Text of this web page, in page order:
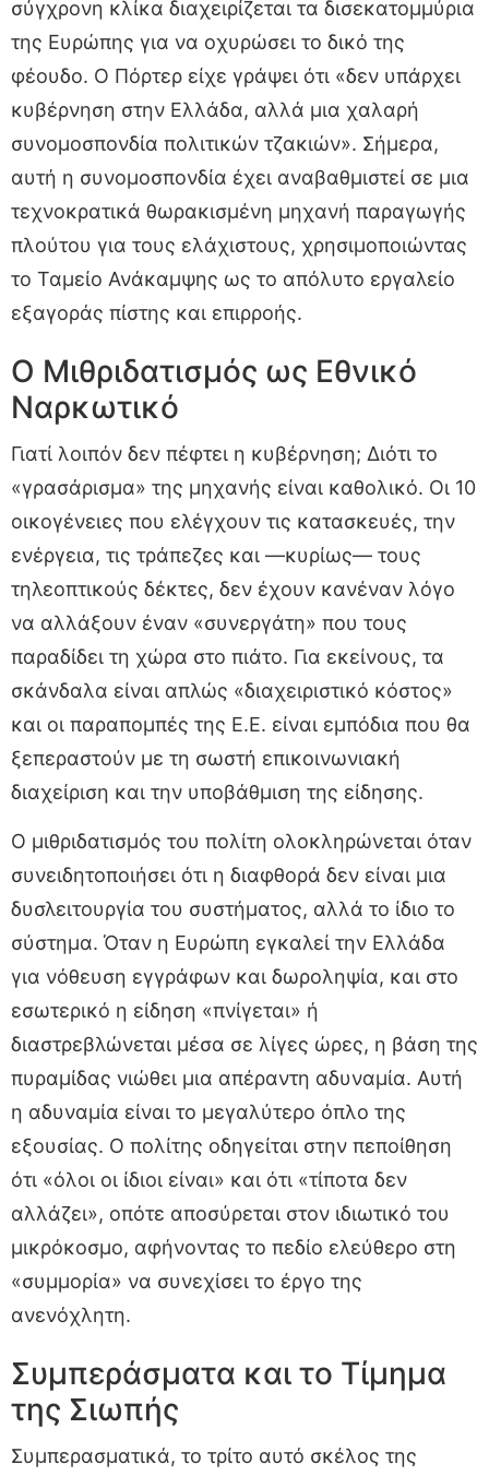
σύγχρονη κλίκα διαχειρίζεται τα δισεκατομμύρια
της Ευρώπης για να οχυρώσει το δικό της
φέουδο. Ο Πόρτερ είχε γράψει ότι «δεν υπάρχει
κυβέρνηση στην Ελλάδα, αλλά μια χαλαρή
συνομοσπονδία πολιτικών τζακιών». Σήμερα,
αυτή η συνομοσπονδία έχει αναβαθμιστεί σε μια
τεχνοκρατικά θωρακισμένη μηχανή παραγωγής
πλούτου για τους ελάχιστους, χρησιμοποιώντας
το Ταμείο Ανάκαμψης ως το απόλυτο εργαλείο
εξαγοράς πίστης και επιρροής.
Ο Μιθριδατισμός ως Εθνικό
Ναρκωτικό
Γιατί λοιπόν δεν πέφτει η κυβέρνηση; Διότι το
«γρασάρισμα» της μηχανής είναι καθολικό. Οι 10
οικογένειες που ελέγχουν τις κατασκευές, την
ενέργεια, τις τράπεζες και —κυρίως— τους
τηλεοπτικούς δέκτες, δεν έχουν κανέναν λόγο
να αλλάξουν έναν «συνεργάτη» που τους
παραδίδει τη χώρα στο πιάτο. Για εκείνους, τα
σκάνδαλα είναι απλώς «διαχειριστικό κόστος»
και οι παραπομπές της Ε.Ε. είναι εμπόδια που θα
ξεπεραστούν με τη σωστή επικοινωνιακή
διαχείριση και την υποβάθμιση της είδησης.
Ο μιθριδατισμός του πολίτη ολοκληρώνεται όταν
συνειδητοποιήσει ότι η διαφθορά δεν είναι μια
δυσλειτουργία του συστήματος, αλλά το ίδιο το
σύστημα. Όταν η Ευρώπη εγκαλεί την Ελλάδα
για νόθευση εγγράφων και δωροληψία, και στο
εσωτερικό η είδηση «πνίγεται» ή
διαστρεβλώνεται μέσα σε λίγες ώρες, η βάση της
πυραμίδας νιώθει μια απέραντη αδυναμία. Αυτή
η αδυναμία είναι το μεγαλύτερο όπλο της
εξουσίας. Ο πολίτης οδηγείται στην πεποίθηση
ότι «όλοι οι ίδιοι είναι» και ότι «τίποτα δεν
αλλάζει», οπότε αποσύρεται στον ιδιωτικό του
μικρόκοσμο, αφήνοντας το πεδίο ελεύθερο στη
«συμμορία» να συνεχίσει το έργο της
ανενόχλητη.
Συμπεράσματα και το Τίμημα
της Σιωπής
Συμπερασματικά, το τρίτο αυτό σκέλος της